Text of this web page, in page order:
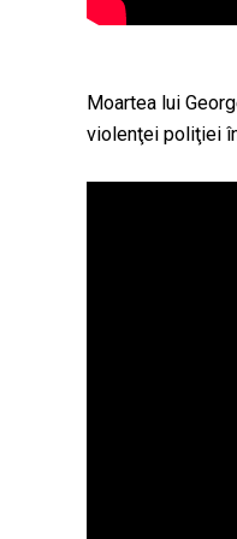
Moartea lui
violenţei poliţiei